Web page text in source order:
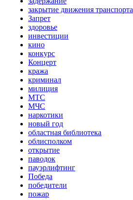
закрытие движения транспорта
Запрет
здоровье
инвестиции
кино
конкурс
Концерт
кража
криминал
милиция
МТС
МЧС
наркотики
новый год
областная библиотека
облисполком
открытие
паводок
пауэрлифтинг
Победа
победители
пожар